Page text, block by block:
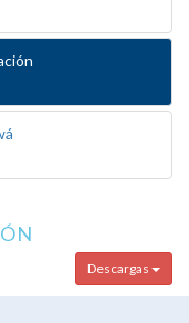
Descargas